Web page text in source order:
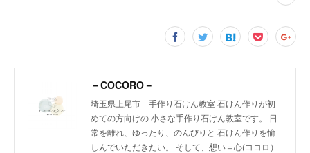
－COCORO－
埼玉県上尾市 手作り石けん教室 石けん作りが初
めての方向けの 小さな手作り石けん教室です。 日
常を離れ、ゆったり、のんびりと 石けん作りを愉
しんでいただきたい。 そして、想い＝心(ココロ）